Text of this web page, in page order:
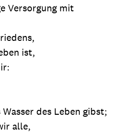
Versorgung mit
ist,
des Leben gibst;
alle,